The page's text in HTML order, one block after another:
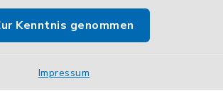
Kenntnis genommen
Impressum
Sitemap